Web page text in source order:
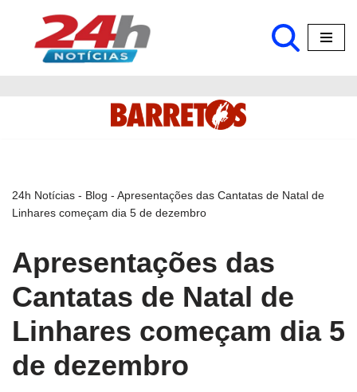
Pular
24h Notícias - Blog - Apresentações das Cantatas de Natal de
Linhares começam dia 5 de dezembro
Apresentações das
Cantatas de Natal de
Linhares começam dia 5
de dezembro